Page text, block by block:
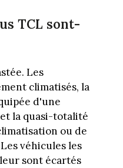
TCL sont-
Les
climatisés, la
d'une
la quasi-totalité
ou de
véhicules les
sont écartés